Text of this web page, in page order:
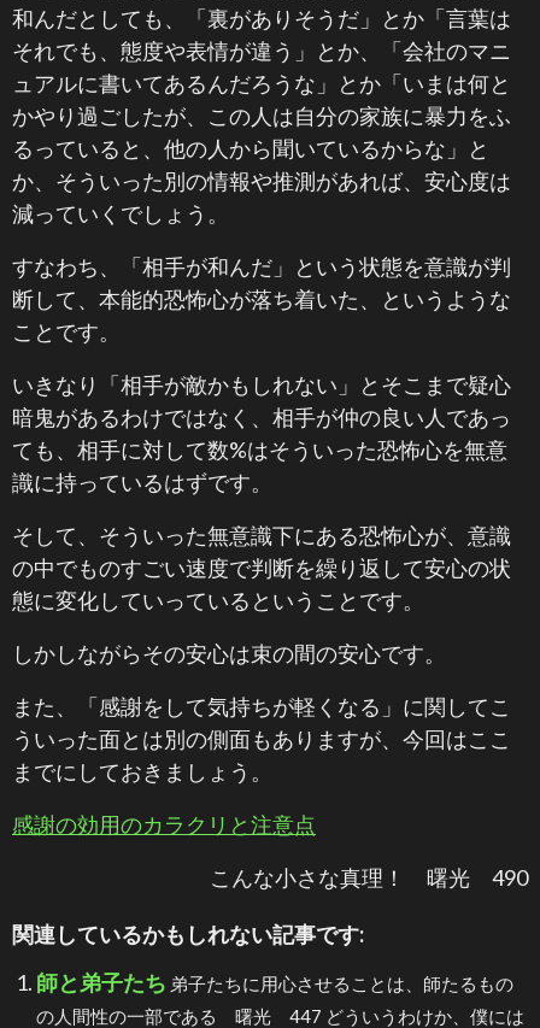
和んだとしても、「裏がありそうだ」とか「言葉は
それでも、態度や表情が違う」とか、「会社のマニ
ュアルに書いてあるんだろうな」とか「いまは何と
かやり過ごしたが、この人は自分の家族に暴力をふ
るっていると、他の人から聞いているからな」と
か、そういった別の情報や推測があれば、安心度は
減っていくでしょう。
すなわち、「相手が和んだ」という状態を意識が判
断して、本能的恐怖心が落ち着いた、というような
ことです。
いきなり「相手が敵かもしれない」とそこまで疑心
暗鬼があるわけではなく、相手が仲の良い人であっ
ても、相手に対して数%はそういった恐怖心を無意
識に持っているはずです。
そして、そういった無意識下にある恐怖心が、意識
の中でものすごい速度で判断を繰り返して安心の状
態に変化していっているということです。
しかしながらその安心は束の間の安心です。
また、「感謝をして気持ちが軽くなる」に関してこ
ういった面とは別の側面もありますが、今回はここ
までにしておきましょう。
感謝の効用のカラクリと注意点
こんな小さな真理！ 曙光 490
関連しているかもしれない記事です:
師と弟子たち 弟子たちに用心させることは、師たるもの
の人間性の一部である 曙光 447 どういうわけか、僕には